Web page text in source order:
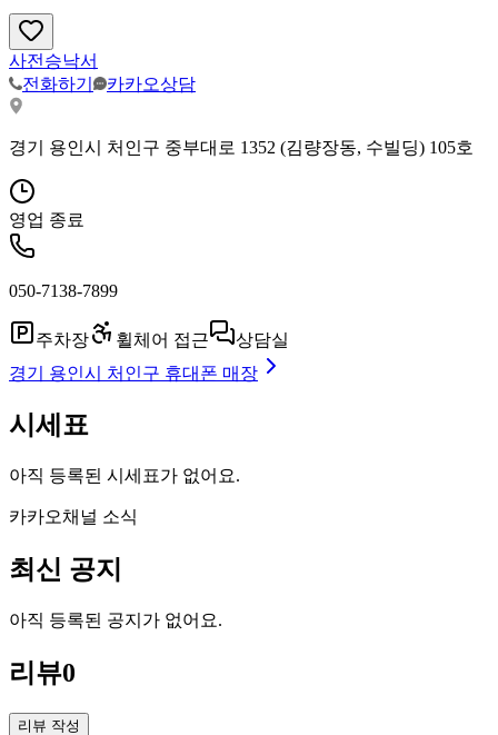
사전승낙서
전화하기
카카오상담
경기 용인시 처인구 중부대로 1352 (김량장동, 수빌딩) 105호
영업 종료
050-7138-7899
주차장 휠체어 접근
상담실
경기 용인시 처인구 휴대폰 매장
시세표
아직 등록된 시세표가 없어요.
카카오채널 소식
최신 공지
아직 등록된 공지가 없어요.
리뷰0
리뷰 작성